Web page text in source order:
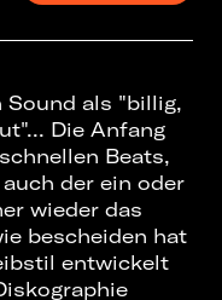
als "billig,
Die Anfang
Beats,
der ein oder
wieder das
bescheiden hat
entwickelt